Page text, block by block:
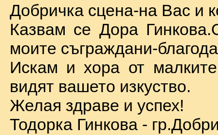
Добричка сцена-на Вас и
Казвам се Дора
моите съграждани-
Искам и хора от
видят вашето изкуство.
Желая здраве и успех!
Тодорка Гинкова -